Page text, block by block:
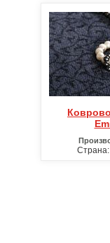
Ковровое покрытие
Страна: